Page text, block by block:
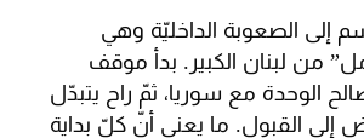
إلى الصعوبة الداخليّة وهي
من لبنان الكبير. بدأ موقف
الوحدة مع سوريا، ثمّ راح يتبدّل
إلى القبول. ما يعني أنّ كلّ بداية